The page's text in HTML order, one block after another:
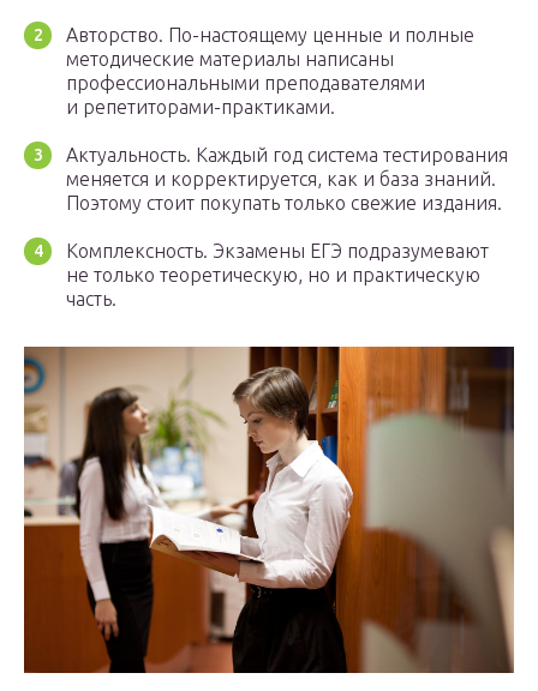
Авторство. По-настоящему ценные и полные
методические материалы написаны
профессиональными преподавателями
и репетиторами-практиками.
Актуальность. Каждый год система тестирования
меняется и корректируется, как и база знаний.
Поэтому стоит покупать только свежие издания.
Комплексность. Экзамены ЕГЭ подразумевают
не только теоретическую, но и практическую
часть.